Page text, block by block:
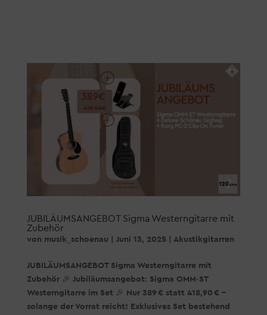
JUBILÄUMSANGEBOT Sigma Westerngitarre mit
Zubehör
von musik_schoenau Juni 13, 2025 Akustikgitarren
JUBILÄUMSANGEBOT Sigma Westerngitarre mit
Zubehör 🎉 Jubiläumsangebot: Sigma OMM‑ST
Westerngitarre im Set 🎉 Nur 389 € statt 418,90 € –
solange der Vorrat reicht! Exklusives Set bestehend